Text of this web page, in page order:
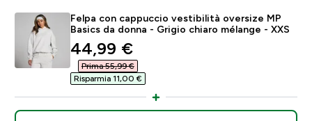
Felpa con cappuccio vestibilità oversize MP
Basics da donna - Grigio chiaro mélange - XXS
discounted price
44,99 €‎
Prima 55,99 €‎
Risparmia 11,00 €‎